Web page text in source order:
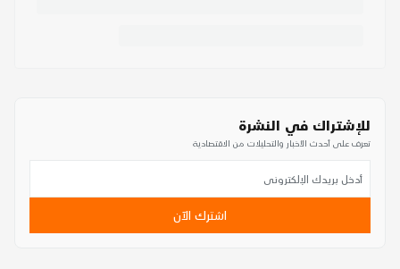
للإشتراك في النشرة
تعرف على أحدث الأخبار والتحليلات من الاقتصادية
اشترك الآن